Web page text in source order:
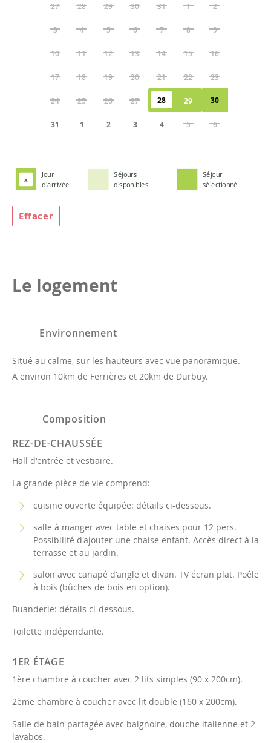
27 28 29 30 31 1 2
3 4 5 6 7 8 9
10 11 12 13 14 15 16
17 18 19 20 21 22 23
24 25 26 27 28 29 30
31 1 2 3 4 5 6
x
Jour
d'arrivée
Séjours
disponibles
Séjour
sélectionné
Effacer
Le logement
Environnement
Situé au calme, sur les hauteurs avec vue panoramique.
A environ 10km de Ferrières et 20km de Durbuy.
Composition
REZ-DE-CHAUSSÉE
Hall d'entrée et vestiaire.
La grande pièce de vie comprend:
cuisine ouverte équipée: détails ci-dessous.
salle à manger avec table et chaises pour 12 pers.
Possibilité d'ajouter une chaise enfant. Accès direct à la
terrasse et au jardin.
salon avec canapé d'angle et divan. TV écran plat. Poêle
à bois (bûches de bois en option).
Buanderie: détails ci-dessous.
Toilette indépendante.
1ER ÉTAGE
1ère chambre à coucher avec 2 lits simples (90 x 200cm).
2ème chambre à coucher avec lit double (160 x 200cm).
Salle de bain partagée avec baignoire, douche italienne et 2
lavabos.